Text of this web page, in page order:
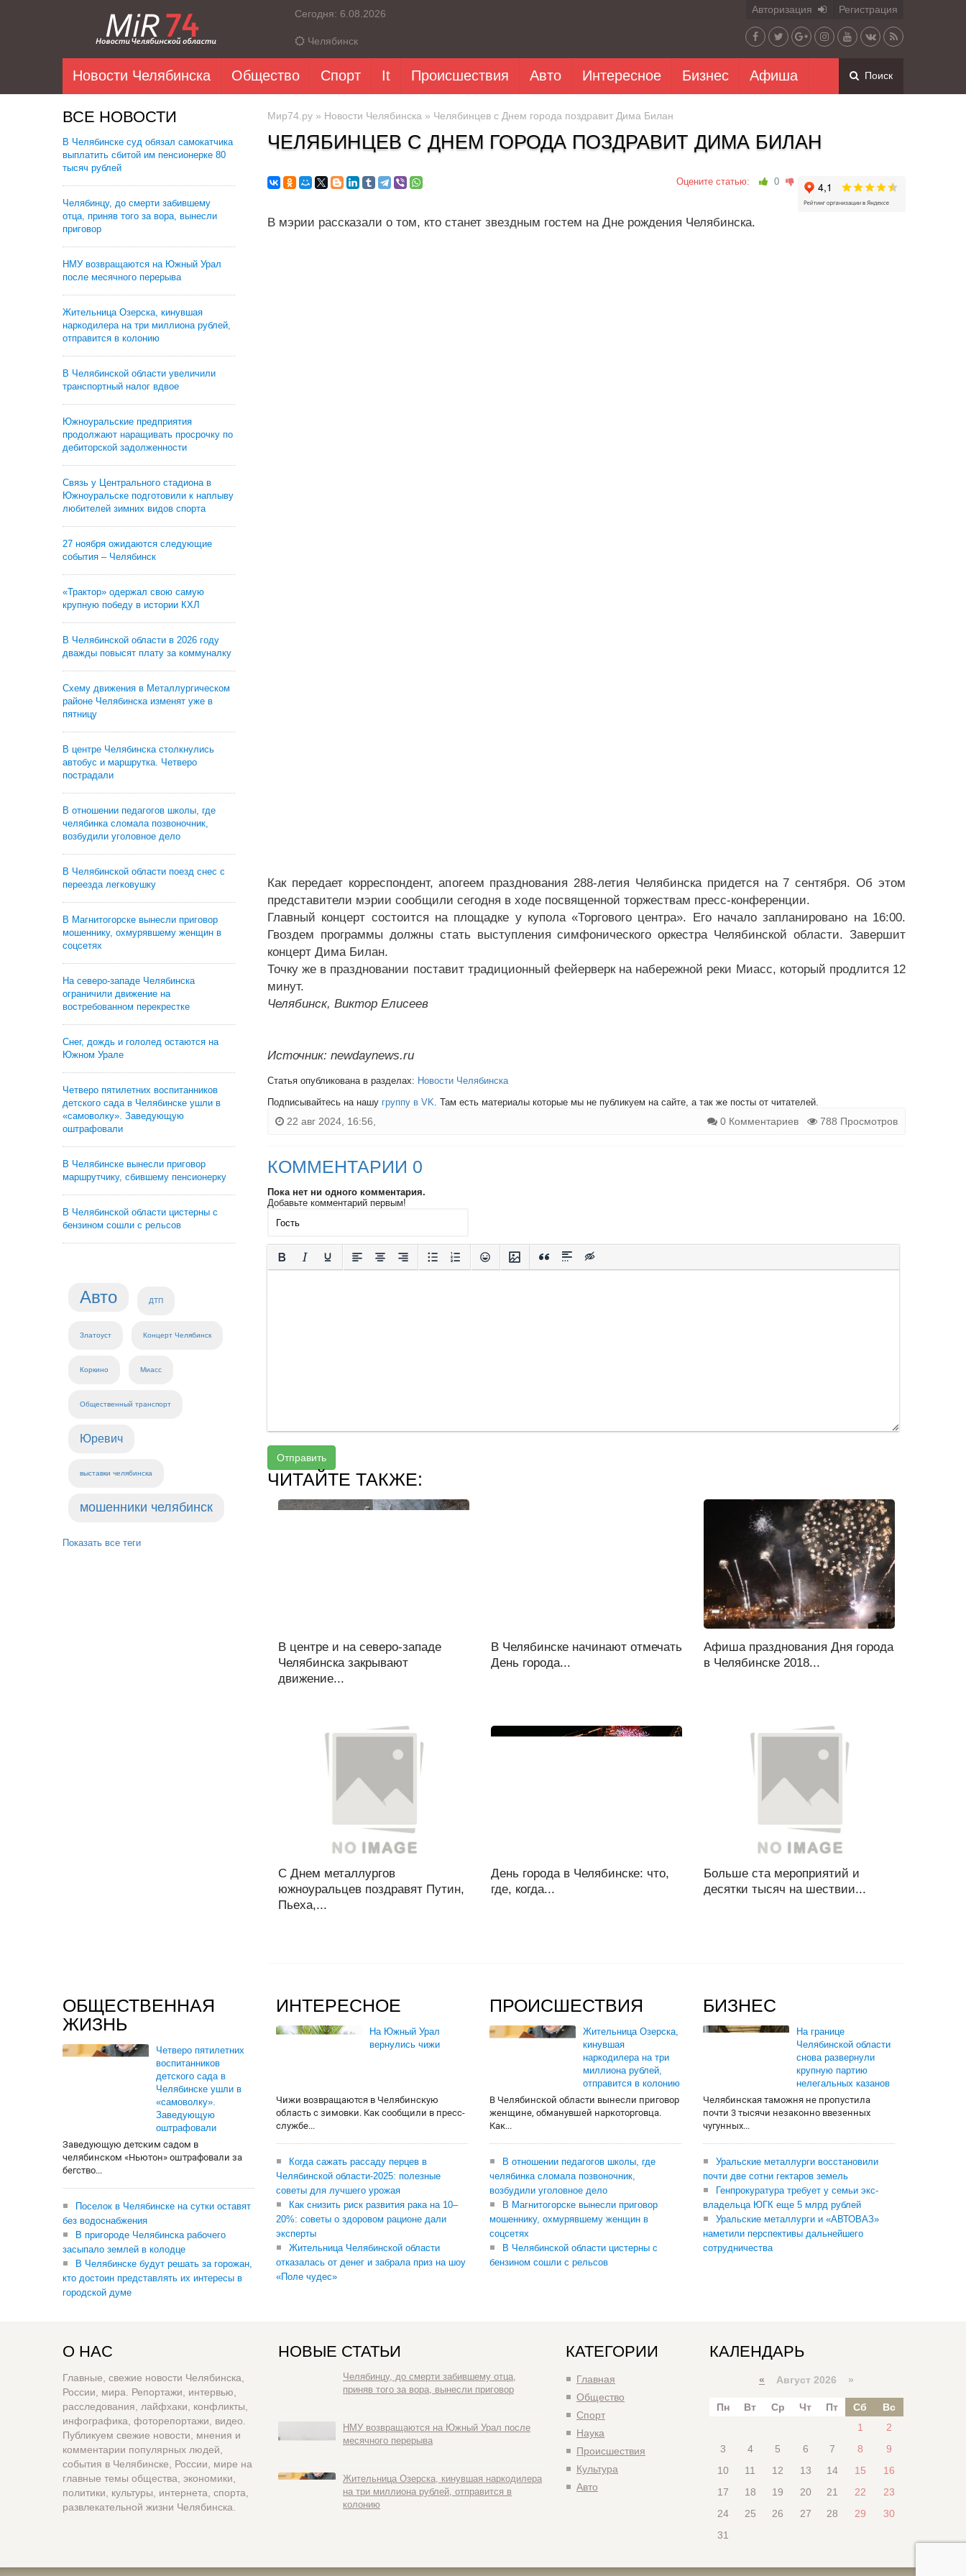
Сегодня: 6.08.2026
Челябинск
Авторизация Регистрация
Новости Челябинска Общество Спорт It Происшествия Авто Интересное Бизнес Афиша Поиск
ВСЕ НОВОСТИ
В Челябинске суд обязал самокатчика
выплатить сбитой им пенсионерке 80
тысяч рублей
Челябинцу, до смерти забившему
отца, приняв того за вора, вынесли
приговор
НМУ возвращаются на Южный Урал
после месячного перерыва
Жительница Озерска, кинувшая
наркодилера на три миллиона рублей,
отправится в колонию
В Челябинской области увеличили
транспортный налог вдвое
Южноуральские предприятия
продолжают наращивать просрочку по
дебиторской задолженности
Связь у Центрального стадиона в
Южноуральске подготовили к наплыву
любителей зимних видов спорта
27 ноября ожидаются следующие
события – Челябинск
«Трактор» одержал свою самую
крупную победу в истории КХЛ
В Челябинской области в 2026 году
дважды повысят плату за коммуналку
Схему движения в Металлургическом
районе Челябинска изменят уже в
пятницу
В центре Челябинска столкнулись
автобус и маршрутка. Четверо
пострадали
В отношении педагогов школы, где
челябинка сломала позвоночник,
возбудили уголовное дело
В Челябинской области поезд снес с
переезда легковушку
В Магнитогорске вынесли приговор
мошеннику, охмурявшему женщин в
соцсетях
На северо-западе Челябинска
ограничили движение на
востребованном перекрестке
Снег, дождь и гололед остаются на
Южном Урале
Четверо пятилетних воспитанников
детского сада в Челябинске ушли в
«самоволку». Заведующую
оштрафовали
В Челябинске вынесли приговор
маршрутчику, сбившему пенсионерку
В Челябинской области цистерны с
бензином сошли с рельсов
Авто ДТП
Златоуст Концерт Челябинск
Коркино Миасс
Общественный транспорт
Юревич
выставки челябинска
мошенники челябинск
Показать все теги
Мир74.ру » Новости Челябинска » Челябинцев с Днем города поздравит Дима Билан
ЧЕЛЯБИНЦЕВ С ДНЕМ ГОРОДА ПОЗДРАВИТ ДИМА БИЛАН
Оцените статью: 0
В мэрии рассказали о том, кто станет звездным гостем на Дне рождения Челябинска.
Как передает корреспондент, апогеем празднования 288-летия Челябинска придется на 7 сентября. Об этом
представители мэрии сообщили сегодня в ходе посвященной торжествам пресс-конференции.
Главный концерт состоится на площадке у купола «Торгового центра». Его начало запланировано на 16:00.
Гвоздем программы должны стать выступления симфонического оркестра Челябинской области. Завершит
концерт Дима Билан.
Точку же в праздновании поставит традиционный фейерверк на набережной реки Миасс, который продлится 12
минут.
Челябинск, Виктор Елисеев
Источник: newdaynews.ru
Статья опубликована в разделах: Новости Челябинска
Подписывайтесь на нашу группу в VK. Там есть материалы которые мы не публикуем на сайте, а так же посты от читателей.
22 авг 2024, 16:56, 0 Комментариев 788 Просмотров
КОММЕНТАРИИ 0
Пока нет ни одного комментария.
Добавьте комментарий первым!
Отправить
ЧИТАЙТЕ ТАКЖЕ:
В центре и на северо-западе
Челябинска закрывают
движение...
В Челябинске начинают отмечать
День города...
Афиша празднования Дня города
в Челябинске 2018...
С Днем металлургов
южноуральцев поздравят Путин,
Пьеха,...
День города в Челябинске: что,
где, когда...
Больше ста мероприятий и
десятки тысяч на шествии...
ОБЩЕСТВЕННАЯ
ЖИЗНЬ
Четверо пятилетних
воспитанников
детского сада в
Челябинске ушли в
«самоволку».
Заведующую
оштрафовали
Заведующую детским садом в
челябинском «Ньютон» оштрафовали за
бегство...
Поселок в Челябинске на сутки оставят
без водоснабжения
В пригороде Челябинска рабочего
засыпало землей в колодце
В Челябинске будут решать за горожан,
кто достоин представлять их интересы в
городской думе
ИНТЕРЕСНОЕ
На Южный Урал
вернулись чижи
Чижи возвращаются в Челябинскую
область с зимовки. Как сообщили в пресс-
службе...
Когда сажать рассаду перцев в
Челябинской области-2025: полезные
советы для лучшего урожая
Как снизить риск развития рака на 10–
20%: советы о здоровом рационе дали
эксперты
Жительница Челябинской области
отказалась от денег и забрала приз на шоу
«Поле чудес»
ПРОИСШЕСТВИЯ
Жительница Озерска,
кинувшая
наркодилера на три
миллиона рублей,
отправится в колонию
В Челябинской области вынесли приговор
женщине, обманувшей наркоторговца.
Как...
В отношении педагогов школы, где
челябинка сломала позвоночник,
возбудили уголовное дело
В Магнитогорске вынесли приговор
мошеннику, охмурявшему женщин в
соцсетях
В Челябинской области цистерны с
бензином сошли с рельсов
БИЗНЕС
На границе
Челябинской области
снова развернули
крупную партию
нелегальных казанов
Челябинская таможня не пропустила
почти 3 тысячи незаконно ввезенных
чугунных...
Уральские металлурги восстановили
почти две сотни гектаров земель
Генпрокуратура требует у семьи экс-
владельца ЮГК еще 5 млрд рублей
Уральские металлурги и «АВТОВАЗ»
наметили перспективы дальнейшего
сотрудничества
О НАС
Главные, свежие новости Челябинска,
России, мира. Репортажи, интервью,
расследования, лайфхаки, конфликты,
инфографика, фоторепортажи, видео.
Публикуем свежие новости, мнения и
комментарии популярных людей,
события в Челябинске, России, мире на
главные темы общества, экономики,
политики, культуры, интернета, спорта,
развлекательной жизни Челябинска.
НОВЫЕ СТАТЬИ
Челябинцу, до смерти забившему отца,
приняв того за вора, вынесли приговор
НМУ возвращаются на Южный Урал после
месячного перерыва
Жительница Озерска, кинувшая наркодилера
на три миллиона рублей, отправится в
колонию
КАТЕГОРИИ
Главная
Общество
Спорт
Наука
Происшествия
Культура
Авто
КАЛЕНДАРЬ
« Август 2026 »
Пн Вт Ср Чт Пт Сб
Вс
1
2
3
4 5 6 7 8
9
10
11 12 13 14 15
16
17
18 19 20 21 22
23
24
25 26 27 28 29
30
31